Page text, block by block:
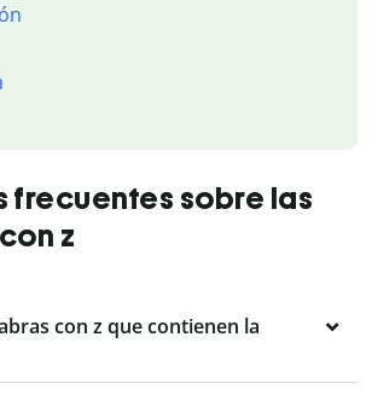
frecuentes sobre las
z
con z que contienen la